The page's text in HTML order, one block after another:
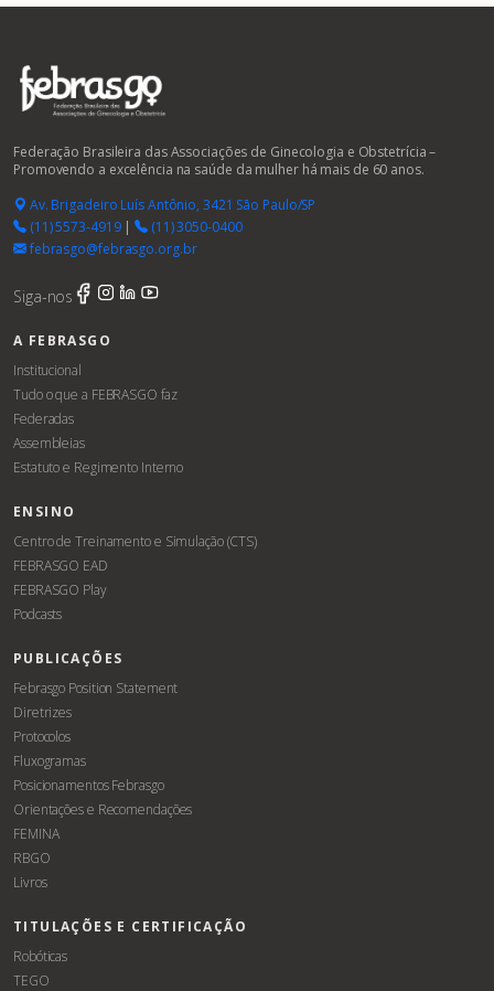
Federação Brasileira das Associações de Ginecologia e Obstetrícia –
Promovendo a excelência na saúde da mulher há mais de 60 anos.
Av. Brigadeiro Luís Antônio, 3421 São Paulo/SP
(11) 5573-4919|
(11) 3050-0400
febrasgo@febrasgo.org.br
Siga-nos
A FEBRASGO
Institucional
Tudo o que a FEBRASGO faz
Federadas
Assembleias
Estatuto e Regimento Interno
ENSINO
Centro de Treinamento e Simulação (CTS)
FEBRASGO EAD
FEBRASGO Play
Podcasts
PUBLICAÇÕES
Febrasgo Position Statement
Diretrizes
Protocolos
Fluxogramas
Posicionamentos Febrasgo
Orientações e Recomendações
FEMINA
RBGO
Livros
TITULAÇÕES E CERTIFICAÇÃO
Robóticas
TEGO